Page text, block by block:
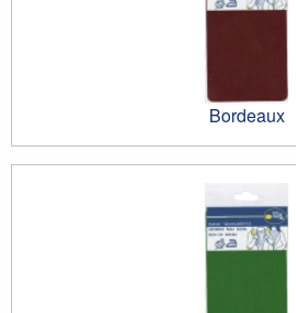
Bordeaux